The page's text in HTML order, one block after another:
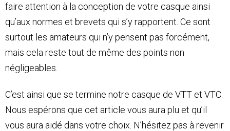
faire attention à la conception de votre casque ainsi
qu’aux normes et brevets qui s’y rapportent. Ce sont
surtout les amateurs qui n’y pensent pas forcément,
mais cela reste tout de même des points non
négligeables.
C’est ainsi que se termine notre casque de VTT et VTC.
Nous espérons que cet article vous aura plu et qu’il
vous aura aidé dans votre choix. N’hésitez pas à revenir